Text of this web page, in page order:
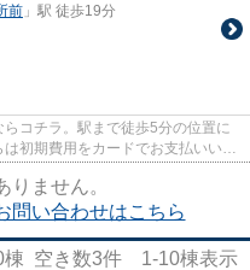
前 」駅 徒歩19分
コチラ。駅まで徒歩5分の位置に
初期費用をカードでお支払いいた
りません。
問い合わせはこちら
棟 空き数3件 1-10棟表示